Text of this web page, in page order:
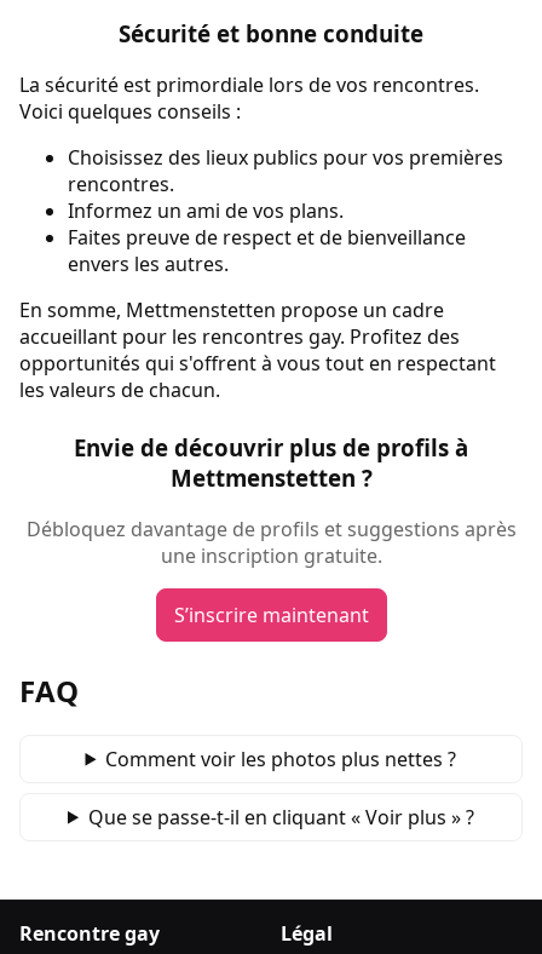
Sécurité et bonne conduite
La sécurité est primordiale lors de vos rencontres.
Voici quelques conseils :
Choisissez des lieux publics pour vos premières
rencontres.
Informez un ami de vos plans.
Faites preuve de respect et de bienveillance
envers les autres.
En somme, Mettmenstetten propose un cadre
accueillant pour les rencontres gay. Profitez des
opportunités qui s'offrent à vous tout en respectant
les valeurs de chacun.
Envie de découvrir plus de profils à
Mettmenstetten ?
Débloquez davantage de profils et suggestions après
une inscription gratuite.
S’inscrire maintenant
FAQ
Comment voir les photos plus nettes ?
Que se passe‑t‑il en cliquant « Voir plus » ?
Rencontre gay Légal